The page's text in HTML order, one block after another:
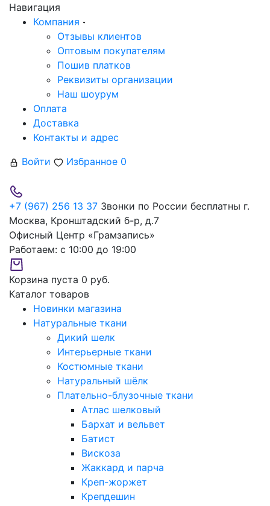
Навигация
Компания
Отзывы клиентов
Оптовым покупателям
Пошив платков
Реквизиты организации
Наш шоурум
Оплата
Доставка
Контакты и адрес
Войти
Избранное 0
+7 (967) 256 13 37 Звонки по России бесплатны г.
Москва, Кронштадский б-р, д.7
Офисный Центр «Грамзапись»
Работаем: с 10:00 до 19:00
Корзина пуста 0 руб.
Каталог товаров
Новинки магазина
Натуральные ткани
Дикий шелк
Интерьерные ткани
Костюмные ткани
Натуральный шёлк
Плательно-блузочные ткани
Атлас шелковый
Бархат и вельвет
Батист
Вискоза
Жаккард и парча
Креп-жоржет
Крепдешин